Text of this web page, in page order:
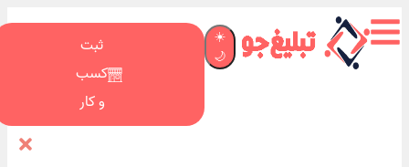
☀️
🌙
ثبت
کسب
و کار